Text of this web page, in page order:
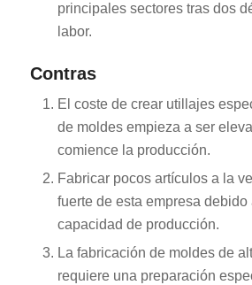
principales sectores tras dos
labor.
Contras
El coste de crear utillajes
de moldes empieza a ser
comience la producción.
Fabricar pocos artículos a la
fuerte de esta empresa debido
capacidad de producción.
La fabricación de moldes de
requiere una preparación